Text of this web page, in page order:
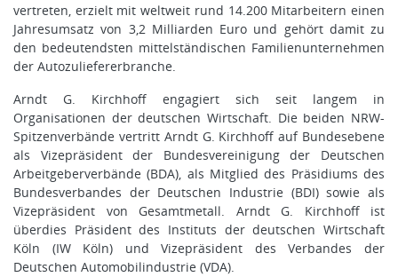
vertreten, erzielt mit weltweit rund 14.200 Mitarbeitern einen
Jahresumsatz von 3,2 Milliarden Euro und gehört damit zu
den bedeutendsten mittelständischen Familienunternehmen
der Autozuliefererbranche.
Arndt G. Kirchhoff engagiert sich seit langem in
Organisationen der deutschen Wirtschaft. Die beiden NRW-
Spitzenverbände vertritt Arndt G. Kirchhoff auf Bundesebene
als Vizepräsident der Bundesvereinigung der Deutschen
Arbeitgeberverbände (BDA), als Mitglied des Präsidiums des
Bundesverbandes der Deutschen Industrie (BDI) sowie als
Vizepräsident von Gesamtmetall. Arndt G. Kirchhoff ist
überdies Präsident des Instituts der deutschen Wirtschaft
Köln (IW Köln) und Vizepräsident des Verbandes der
Deutschen Automobilindustrie (VDA).